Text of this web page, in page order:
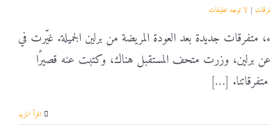
| لا توجد تعليقات
متفرقات جديدة بعد العودة المريضة من برلين الجميلة. غيّرت في
عن برلين، وزرت متحف المستقبل هناك، وكتبت عنه قصيرًا
[…]